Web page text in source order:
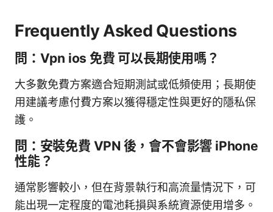
Frequently Asked Questions
問：Vpn ios 免費 可以長期使用嗎？
大多數免費方案適合短期測試或低頻使用；長期使
用建議考慮付費方案以獲得穩定性與更好的隱私保
護。
問：安裝免費 VPN 後，會不會影響 iPhone
性能？
通常影響較小，但在背景執行和高流量情況下，可
能出現一定程度的電池耗損與系統資源使用增多。